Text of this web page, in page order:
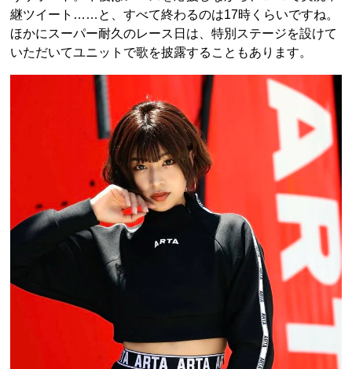
継ツイート……と、すべて終わるのは17時くらいですね。
ほかにスーパー耐久のレース日は、特別ステージを設けて
いただいてユニットで歌を披露することもあります。